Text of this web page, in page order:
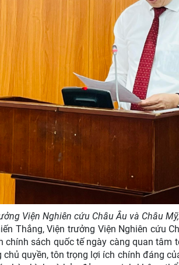
Viện Nghiên cứu Châu Âu và Châu
Thắng, Viện trưởng Viện Nghiên cứu
sách quốc tế ngày càng quan tâm
quyền, tôn trọng lợi ích chính đáng